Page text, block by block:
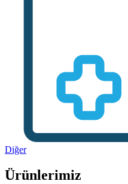
Diğer
Ürünlerimiz